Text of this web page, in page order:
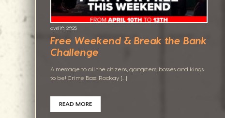
avril 10, 2025
Free Weekend & Break the Bank
Challenge
A message to all the citizens, gangsters, bosses and kings
to be! Crime Boss: Rockay […]
READ MORE